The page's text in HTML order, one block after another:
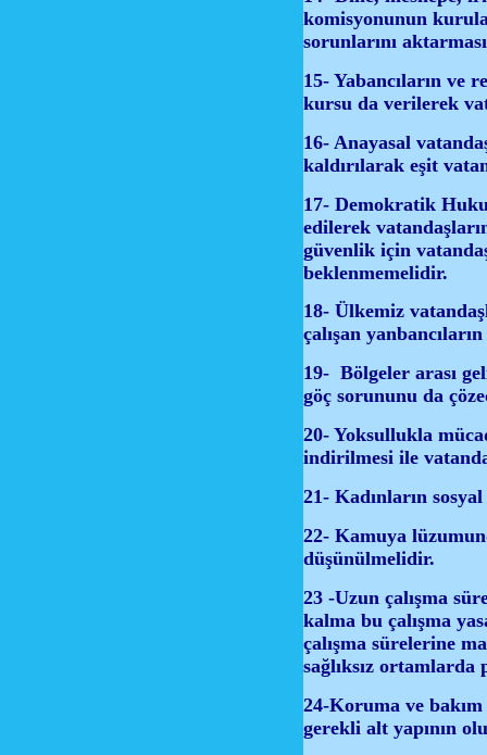
komisyonunun
sorunlarını
15- Yabancıların ve
kursu da verilerek
16- Anayasal
kaldırılarak eşit
17- Demokratik
edilerek
güvenlik için
beklenmemelidir.
18- Ülkemiz
çalışan
19- Bölgeler arası
göç sorununu da
20- Yoksullukla
indirilmesi ile
21- Kadınların
22- Kamuya
düşünülmelidir.
23 -Uzun çalışma
kalma bu çalışma
çalışma sürelerine
sağlıksız
24-Koruma ve
gerekli alt yapının